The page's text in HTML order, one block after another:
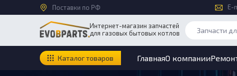
Поставки по РФ E-
Интернет-магазин запчастей
для газовых бытовых котлов
Каталог товаров ГлавнаяО компании